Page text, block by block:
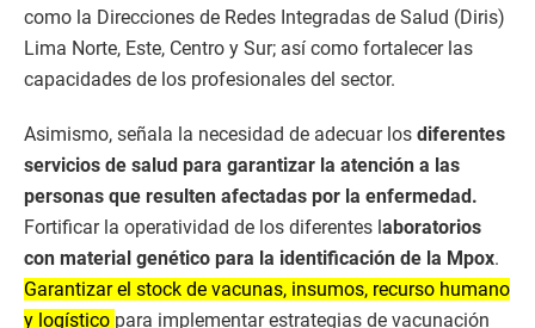
como la Direcciones de Redes Integradas de Salud (Diris)
Lima Norte, Este, Centro y Sur; así como fortalecer las
capacidades de los profesionales del sector.
Asimismo, señala la necesidad de adecuar los diferentes
servicios de salud para garantizar la atención a las
personas que resulten afectadas por la enfermedad.
Fortificar la operatividad de los diferentes l aboratorios
con material genético para la identificación de la Mpox.
Garantizar el stock de vacunas, insumos, recurso humano
y logístico para implementar estrategias de vacunación